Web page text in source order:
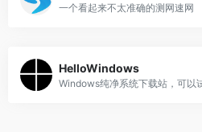
一个看起来不太准确的测网速网
HelloWindows